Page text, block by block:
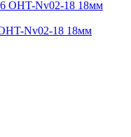
Nv02-18 18мм